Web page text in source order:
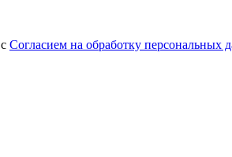
Согласием на обработку персональных